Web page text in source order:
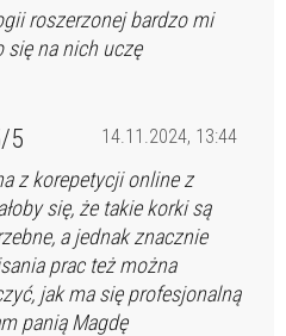
roszerzonej bardzo mi
się na nich uczę
14.11.2024, 13:44
5
z korepetycji online z
się, że takie korki są
a jednak znacznie
prac też można
jak ma się profesjonalną
panią Magdę